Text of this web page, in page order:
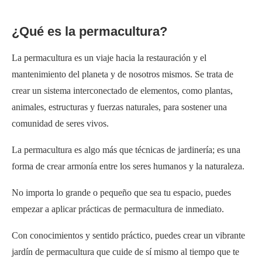
¿Qué es la permacultura?
La permacultura es un viaje hacia la restauración y el
mantenimiento del planeta y de nosotros mismos. Se trata de
crear un sistema interconectado de elementos, como plantas,
animales, estructuras y fuerzas naturales, para sostener una
comunidad de seres vivos.
La permacultura es algo más que técnicas de jardinería; es una
forma de crear armonía entre los seres humanos y la naturaleza.
No importa lo grande o pequeño que sea tu espacio, puedes
empezar a aplicar prácticas de permacultura de inmediato.
Con conocimientos y sentido práctico, puedes crear un vibrante
jardín de permacultura que cuide de sí mismo al tiempo que te